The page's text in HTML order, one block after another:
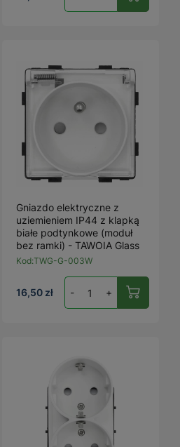
Gniazdo elektryczne z
uziemieniem IP44 z klapką
białe podtynkowe (moduł
bez ramki) - TAWOIA Glass
Kod:TWG-G-003W
16,50 zł - +